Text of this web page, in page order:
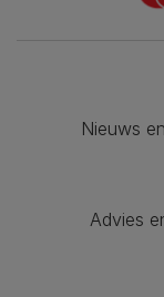
Nieuws
Advies